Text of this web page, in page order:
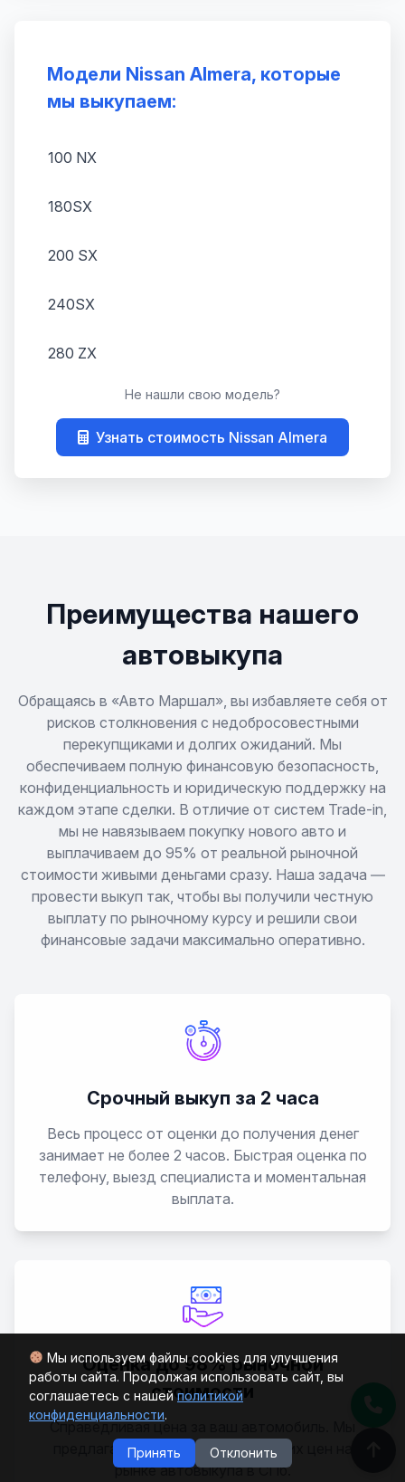
Мы используем файлы cookies для улучшения
работы сайта. Продолжая использовать сайт, вы
соглашаетесь с нашейполитикой
конфиденциальности.
Принять Отклонить
Модели Nissan Almera, которые
мы выкупаем:
100 NX
180SX
200 SX
240SX
280 ZX
350Z
Almera Classic
Almera Tino
Altima
Ariya
Armada
Avenir
Bassara
Cherry
Cima
Crew
Datsun
Elgrand
Не нашли свою модель?
Узнать стоимость Nissan Almera
Преимущества нашего
автовыкупа
Обращаясь в «Авто Маршал», вы избавляете себя от
рисков столкновения с недобросовестными
перекупщиками и долгих ожиданий. Мы
обеспечиваем полную финансовую безопасность,
конфиденциальность и юридическую поддержку на
каждом этапе сделки. В отличие от систем Trade-in,
мы не навязываем покупку нового авто и
выплачиваем до 95% от реальной рыночной
стоимости живыми деньгами сразу. Наша задача —
провести выкуп так, чтобы вы получили честную
выплату по рыночному курсу и решили свои
финансовые задачи максимально оперативно.
Срочный выкуп за 2 часа
Весь процесс от оценки до получения денег
занимает не более 2 часов. Быстрая оценка по
телефону, выезд специалиста и моментальная
выплата.
Оценка до 98% рыночной
стоимости
Справедливая цена за ваш автомобиль. Мы
предлагаем одни из самых высоких цен на
рынке автовыкупа в СПб.